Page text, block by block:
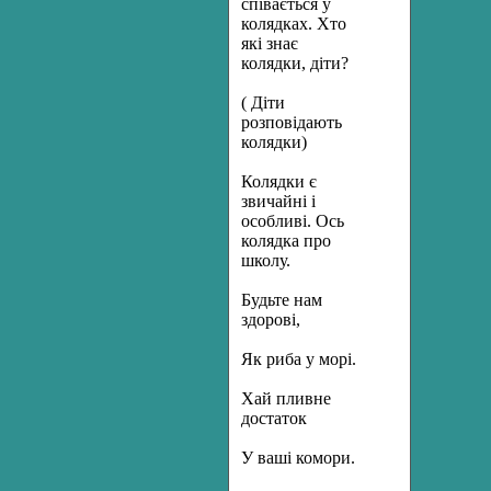
співається у
колядках. Хто
які знає
колядки, діти?
( Діти
розповідають
колядки)
Колядки є
звичайні і
особливі. Ось
колядка про
школу.
Будьте нам
здорові,
Як риба у морі.
Хай пливне
достаток
У ваші комори.